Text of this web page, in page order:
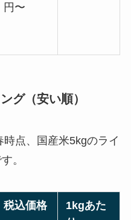
円〜
グ（安い順）
点、国産米5kgのライ
。
税込価格
1kgあた